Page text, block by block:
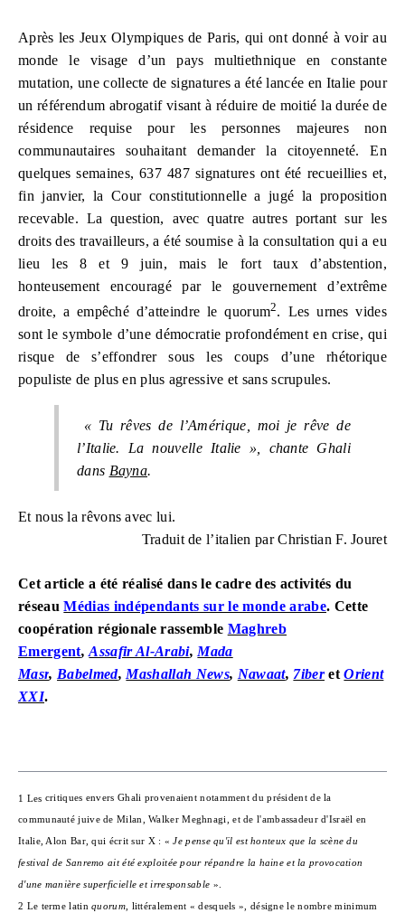
Après les Jeux Olympiques de Paris, qui ont donné à voir au
monde le visage d’un pays multiethnique en constante
mutation, une collecte de signatures a été lancée en Italie pour
un référendum abrogatif visant à réduire de moitié la durée de
résidence requise pour les personnes majeures non
communautaires souhaitant demander la citoyenneté. En
quelques semaines, 637 487 signatures ont été recueillies et,
fin janvier, la Cour constitutionnelle a jugé la proposition
recevable. La question, avec quatre autres portant sur les
droits des travailleurs, a été soumise à la consultation qui a eu
lieu les 8 et 9 juin, mais le fort taux d’abstention,
honteusement encouragé par le gouvernement d’extrême
droite, a empêché d’atteindre le quorum2. Les urnes vides
sont le symbole d’une démocratie profondément en crise, qui
risque de s’effondrer sous les coups d’une rhétorique
populiste de plus en plus agressive et sans scrupules.
« Tu rêves de l’Amérique, moi je rêve de
l’Italie. La nouvelle Italie », chante Ghali
dans Bayna.
Et nous la rêvons avec lui.
Traduit de l’italien par Christian F. Jouret
Cet article a été réalisé dans le cadre des activités du
réseauMédias indépendants sur le monde arabe. Cette
coopération régionale rassemble Maghreb
Emergent,Assafir Al-Arabi, Mada
Masr, Babelmed, Mashallah News, Nawaat, 7iber etOrient
XXI.
1 Les critiques envers Ghali provenaient notamment du président de la
communauté juive de Milan, Walker Meghnagi, et de l'ambassadeur d'Israël en
Italie, Alon Bar, qui écrit sur X : «Je pense qu'il est honteux que la scène du
festival de Sanremo ait été exploitée pour répandre la haine et la provocation
d'une manière superficielle et irresponsable ».
2 Le terme latinquorum, littéralement « desquels », désigne le nombre minimum